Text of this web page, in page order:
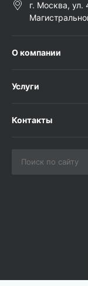
г. Москва,
О компании
Услуги
Контакты